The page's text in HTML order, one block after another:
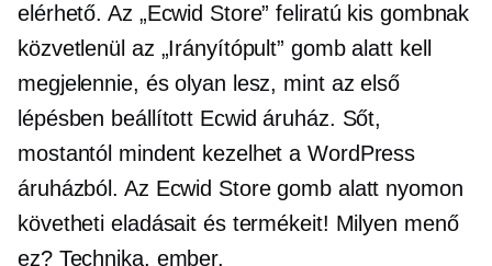
elérhető. Az „Ecwid Store” feliratú kis gombnak
közvetlenül az „Irányítópult” gomb alatt kell
megjelennie, és olyan lesz, mint az első
lépésben beállított Ecwid áruház. Sőt,
mostantól mindent kezelhet a WordPress
áruházból. Az Ecwid Store gomb alatt nyomon
követheti eladásait és termékeit! Milyen menő
ez? Technika, ember.